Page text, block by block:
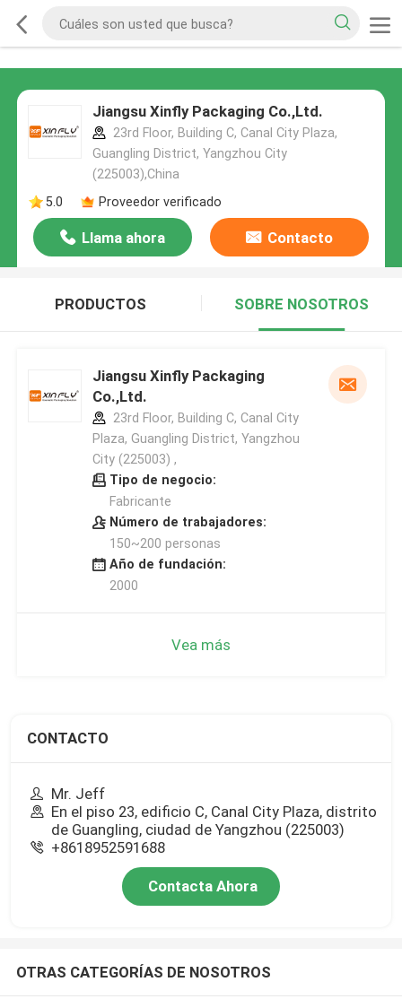
Jiangsu Xinfly Packaging Co.,Ltd.
23rd Floor, Building C, Canal City Plaza,
Guangling District, Yangzhou City
(225003),China
5.0
Proveedor verificado
Llama ahora Contacto
PRODUCTOS SOBRE NOSOTROS
Jiangsu Xinfly Packaging
Co.,Ltd.
23rd Floor, Building C, Canal City
Plaza, Guangling District, Yangzhou
City (225003) ,
Tipo de negocio:
Fabricante
Número de trabajadores:
150~200 personas
Año de fundación:
2000
Vea más
CONTACTO
Mr. Jeff
En el piso 23, edificio C, Canal City Plaza, distrito
de Guangling, ciudad de Yangzhou (225003)
+8618952591688
Contacta Ahora
OTRAS CATEGORÍAS DE NOSOTROS